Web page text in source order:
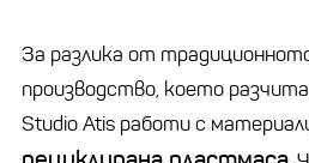
За разлика от
производство, което
Studio Atis работи с